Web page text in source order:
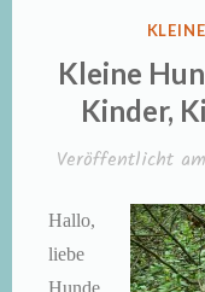
Kleine
Kinder,
Veröffentlicht am
Hallo,
liebe